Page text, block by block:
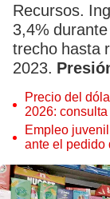
Recursos.
3,4%
trecho hasta
2023.
Precio del
2026:
cambio y
Empleo
ante el pedido